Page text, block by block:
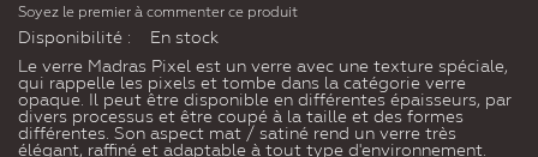
Soyez le premier à commenter ce produit
Disponibilité :
En stock
Le verre Madras Pixel est un verre avec une texture spéciale,
qui rappelle les pixels et tombe dans la catégorie verre
opaque. Il peut être disponible en différentes épaisseurs, par
divers processus et être coupé à la taille et des formes
différentes. Son aspect mat / satiné rend un verre très
élégant, raffiné et adaptable à tout type d'environnement.